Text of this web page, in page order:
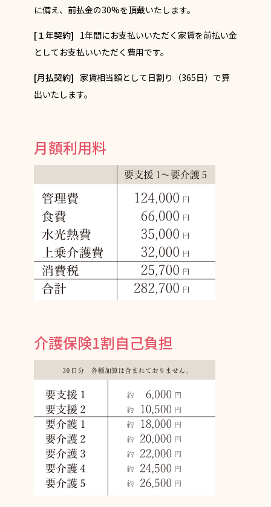
に備え、前払金の30%を頂戴いたします。
[１年契約] 1年間にお支払いいただく家賃を前払い金
としてお支払いいただく費用です。
[月払契約] 家賃相当額として日割り（365日）で算
出いたします。
月額利用料
介護保険1割自己負担